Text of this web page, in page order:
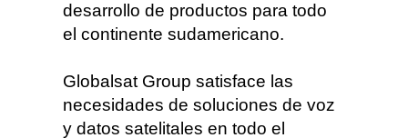
desarrollo de productos para todo
el continente sudamericano.
Globalsat Group satisface las
necesidades de soluciones de voz
y datos satelitales en todo el